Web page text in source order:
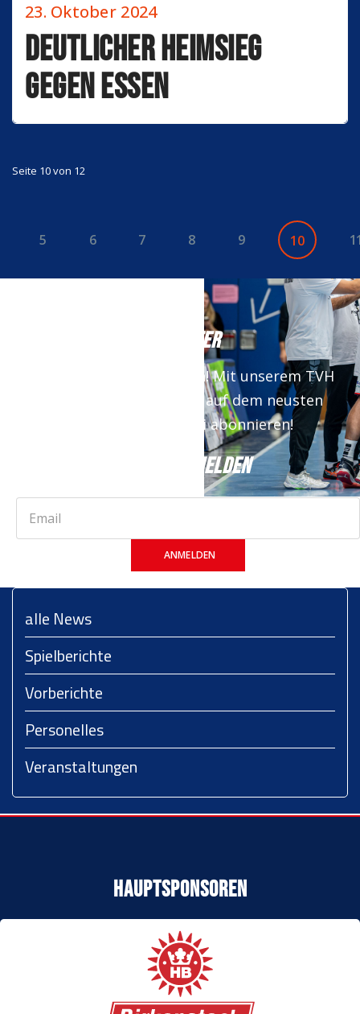
Deutlicher Heimsieg
gegen Essen
23. Oktober 2024
Seite 10 von 12
5 6 7 8 9 10
NEWSLETTER
Keine News mehr verpassen! Mit unserem TVH
Newsletter bist du immer auf dem neusten
Stand. Jetzt kostenfrei abonnieren!
JETZT ANMELDEN
ANMELDEN
alle News
Spielberichte
Vorberichte
Personelles
Veranstaltungen
Hauptsponsoren